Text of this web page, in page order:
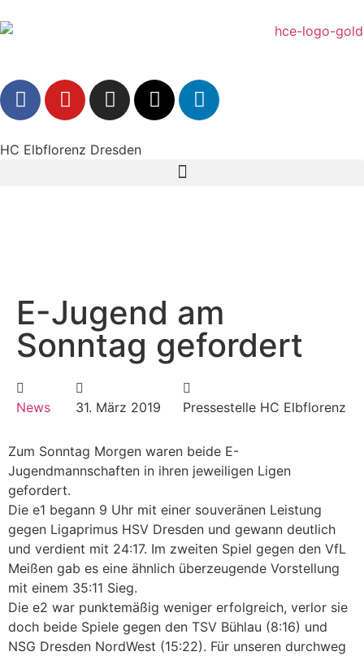
HC Elbflorenz Dresden
E-Jugend am
Sonntag gefordert
News 31. März 2019 Pressestelle HC Elbflorenz
Zum Sonntag Morgen waren beide E-
Jugendmannschaften in ihren jeweiligen Ligen
gefordert.
Die e1 begann 9 Uhr mit einer souveränen Leistung
gegen Ligaprimus HSV Dresden und gewann deutlich
und verdient mit 24:17. Im zweiten Spiel gegen den VfL
Meißen gab es eine ähnlich überzeugende Vorstellung
mit einem 35:11 Sieg.
Die e2 war punktemäßig weniger erfolgreich, verlor sie
doch beide Spiele gegen den TSV Bühlau (8:16) und
NSG Dresden NordWest (15:22). Für unseren durchweg